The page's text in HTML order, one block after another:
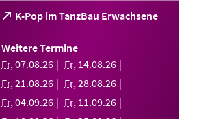
K-Pop im TanzBau Erwachsene
(Öffnet
in
einem
Tab)
Weitere Termine
Fr,07.08.26 Fr, 14.08.26
Fr,21.08.26 Fr,28.08.26
Fr,04.09.26 Fr, 11.09.26